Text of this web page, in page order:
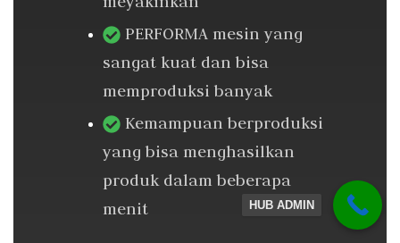
PERFORMA mesin yang
sangat kuat dan bisa
memproduksi banyak
Kemampuan berproduksi
yang bisa menghasilkan
produk dalam beberapa
menit
HUB ADMIN